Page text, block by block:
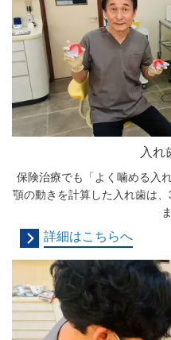
入れ
保険治療でも「よく噛める入
顎の動きを計算した入れ歯は
詳細はこちらへ